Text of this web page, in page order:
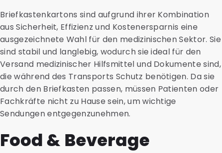
Briefkastenkartons sind aufgrund ihrer Kombination
aus Sicherheit, Effizienz und Kostenersparnis eine
ausgezeichnete Wahl für den medizinischen Sektor. Sie
sind stabil und langlebig, wodurch sie ideal für den
Versand medizinischer Hilfsmittel und Dokumente sind,
die während des Transports Schutz benötigen. Da sie
durch den Briefkasten passen, müssen Patienten oder
Fachkräfte nicht zu Hause sein, um wichtige
Sendungen entgegenzunehmen.
Food & Beverage